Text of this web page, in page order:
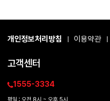
개인정보처리방침 이용약관
고객센터
1555-3334
평일 : 오전 8시 ~ 오후 5시